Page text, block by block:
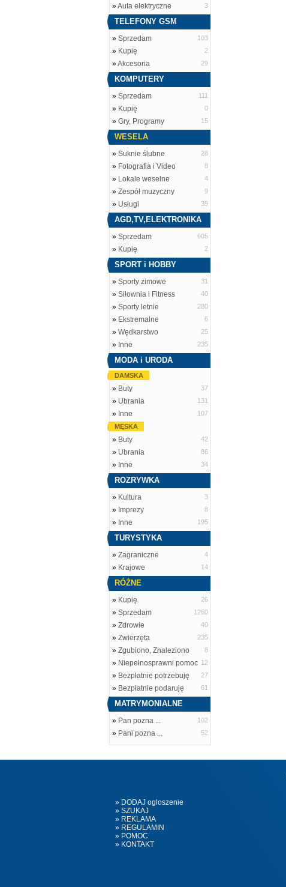
»Auta elektryczne 3
TELEFONY GSM
» Sprzedam 103
» Kupię 2
»Akcesoria 29
KOMPUTERY
» Sprzedam 111
» Kupię 0
» Gry, Programy 15
WESELA
» Suknie ślubne 28
» Fotografia i Video 8
» Lokale weselne 4
» Zespół muzyczny 9
» Usługi 39
AGD,TV,ELEKTRONIKA
» Sprzedam 605
» Kupię 2
SPORT i HOBBY
» Sporty zimowe 31
» Siłownia i Fitness 40
» Sporty letnie 280
» Ekstremalne 6
» Wędkarstwo 25
» Inne 235
MODA i URODA
DAMSKA
» Buty 37
» Ubrania 131
» Inne
107
MĘSKA
» Buty 42
» Ubrania 86
» Inne 34
ROZRYWKA
» Kultura 3
» Imprezy 8
» Inne 195
TURYSTYKA
» Zagraniczne 4
» Krajowe 14
RÓŻNE
» Kupię 26
» Sprzedam 1260
» Zdrowie 40
» Zwierzęta 235
» Zgubiono, Znaleziono 8
» Niepełnosprawni pomoc 12
» Bezpłatnie potrzebuję 27
» Bezpłatnie podaruję 61
MATRYMONIALNE
» Pan pozna ... 102
» Pani pozna ... 52
» DODAJ ogloszenie
» SZUKAJ
» REKLAMA
» REGULAMIN
» POMOC
» KONTAKT